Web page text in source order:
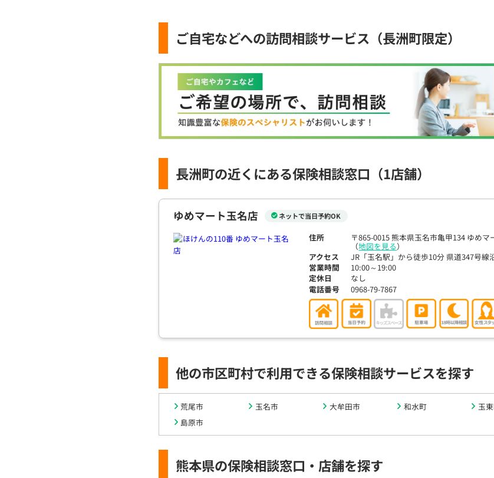
ご自宅などへの訪問相談サービス（長洲町限定）
長洲町の近くにある保険相談窓口 （1店舗）
ゆめマート玉名店 ネットで当日予約OK
住所 〒865-0015 熊本県玉名市亀甲134 ゆめマ
（地図を見る）
アクセス
JR「玉名駅」から徒歩10分 県道347号線
営業時間
10:00～19:00
定休日
なし
電話番号
0968-79-7867
他の市区町村で利用できる保険相談サービスを探す
荒尾市 玉名市 大牟田市 和水町 玉
島原市
熊本県の保険相談窓口・店舗を探す